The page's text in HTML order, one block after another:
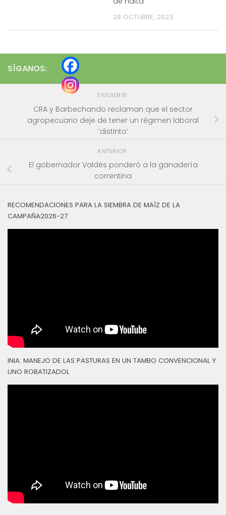
28 OCTUBRE, 2023
SÍGANOS:
SIGUIENTE
CRA y Barbechando reclaman que el sector
agropecuario deje de tener un régimen laboral
‘distinto’
ANTERIOR
El gobernador Valdés ponderó a la ganadería
correntina
RECOMENDACIONES PARA LA SIEMBRA DE MAÍZ DE LA
CAMPAÑA2026-27
INIA: MANEJO DE LAS PASTURAS EN UN TAMBO CONVENCIONAL Y
UNO ROBATIZADOL